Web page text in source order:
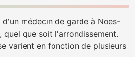
d'un médecin de garde à Noës-
quel que soit l'arrondissement.
varient en fonction de plusieurs